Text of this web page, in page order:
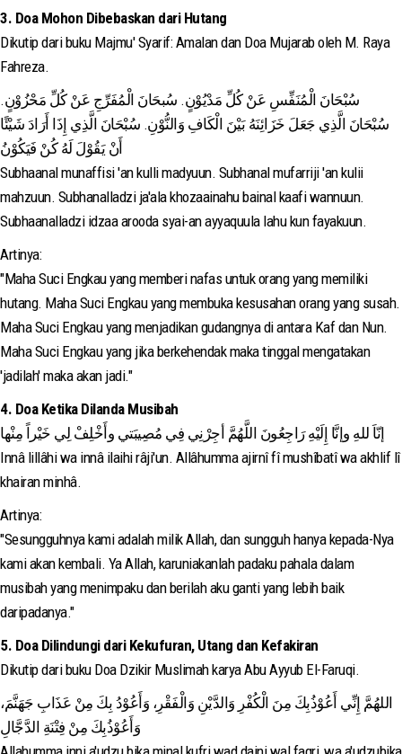
3. Doa Mohon Dibebaskan dari Hutang
Dikutip dari buku Majmu' Syarif: Amalan dan Doa Mujarab oleh M. Raya
Fahreza.
سُبْحَانَ الْمُنَفِّسِ عَنْ كُلِّ مَدْيُوْنٍ. سُبحَانَ الْمُفَرِّجِ عَنْ كُلِّ مَحْزُوْنٍ.
سُبْحَانَ الَّذِي جَعَلَ خَزَائِنَهُ بَيْنَ الْكَافِ وَالنُّوْنِ. سُبْحَانَ الَّذِي إِذَا أَرَادَ شَيْئًا
أَنْ يَقُوْلَ لَهُ كُنْ فَيَكُوْنُ
Subhaanal munaffisi 'an kulli madyuun. Subhanal mufarriji 'an kulii
mahzuun. Subhanalladzi ja'ala khozaainahu bainal kaafi wannuun.
Subhaanalladzi idzaa arooda syai-an ayyaquula lahu kun fayakuun.
Artinya:
"Maha Suci Engkau yang memberi nafas untuk orang yang memiliki
hutang. Maha Suci Engkau yang membuka kesusahan orang yang susah.
Maha Suci Engkau yang menjadikan gudangnya di antara Kaf dan Nun.
Maha Suci Engkau yang jika berkehendak maka tinggal mengatakan
'jadilah' maka akan jadi."
4. Doa Ketika Dilanda Musibah
إنّاَ للهِ وإنَّا إِلَيْهِ رَاجِعُونَ اللَّهُمَّ أجِرْنِي فِي مُصِيبَتي وأَخْلِفْ لِي خَيْراً مِنْها
Innâ lillâhi wa innâ ilaihi râji'un. Allâhumma ajirnî fî mushîbatî wa akhlif lî
khairan minhâ.
Artinya:
"Sesungguhnya kami adalah milik Allah, dan sungguh hanya kepada-Nya
kami akan kembali. Ya Allah, karuniakanlah padaku pahala dalam
musibah yang menimpaku dan berilah aku ganti yang lebih baik
daripadanya."
5. Doa Dilindungi dari Kekufuran, Utang dan Kefakiran
Dikutip dari buku Doa Dzikir Muslimah karya Abu Ayyub El-Faruqi.
اللهُمَّ إِنِّي أَعُوْذُبِكَ مِنَ الْكُفْرِ وَالدَّيْنِ وَالْفَقْرِ، وَأَعُوْدُ بِكَ مِنْ عَذَابِ جَهَنَّمَ،
وَأَعُوْذُبِكَ مِنْ فِتْنَةِ الدَّجَّالِ